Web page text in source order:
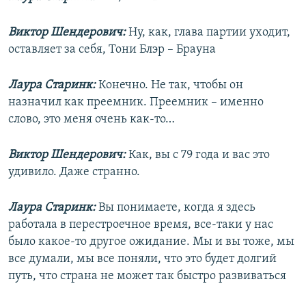
Виктор Шендерович:Ну, как, глава партии уходит,
оставляет за себя, Тони Блэр – Брауна
Лаура Старинк:Конечно. Не так, чтобы он
назначил как преемник. Преемник – именно
слово, это меня очень как-то…
Виктор Шендерович:Как, вы с 79 года и вас это
удивило. Даже странно.
Лаура Старинк:Вы понимаете, когда я здесь
работала в перестроечное время, все-таки у нас
было какое-то другое ожидание. Мы и вы тоже, мы
все думали, мы все поняли, что это будет долгий
путь, что страна не может так быстро развиваться